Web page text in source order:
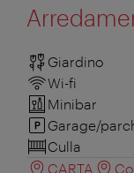
Giardino
Wi-fi
Minibar
Garage/
Culla
CARTA